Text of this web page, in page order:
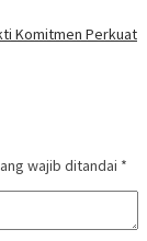
Komitmen Perkuat
wajib ditandai *